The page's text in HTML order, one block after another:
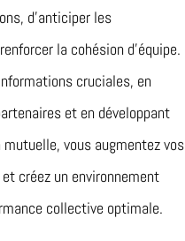
d’anticiper les
la cohésion d’équipe.
cruciales, en
et en développant
vous augmentez vos
créez un environnement
collective optimale.